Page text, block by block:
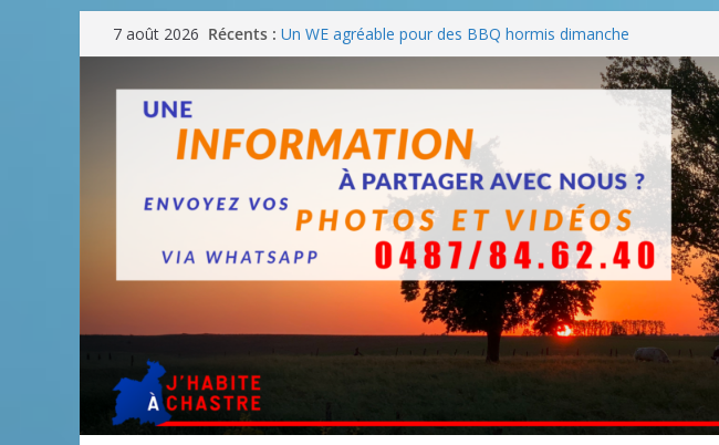
Passer
au
contenu
7 août 2026 Récents : Un WE agréable pour des BBQ hormis dimanche
Une fête nationale sans drache
Blanmont : la rue des Combattants entre en chantier dès le 3
Un WE parfait pour faire des BBQ